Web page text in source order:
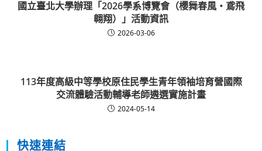
國立臺北大學辦理「2026學系博覽會（櫻舞春風・鳶飛
翱翔）」活動資訊
2026-03-06
113年度高級中等學校原住民學生青年領袖培育營國際
交流體驗活動輔導老師遴選實施計畫
2024-05-14
快速連結